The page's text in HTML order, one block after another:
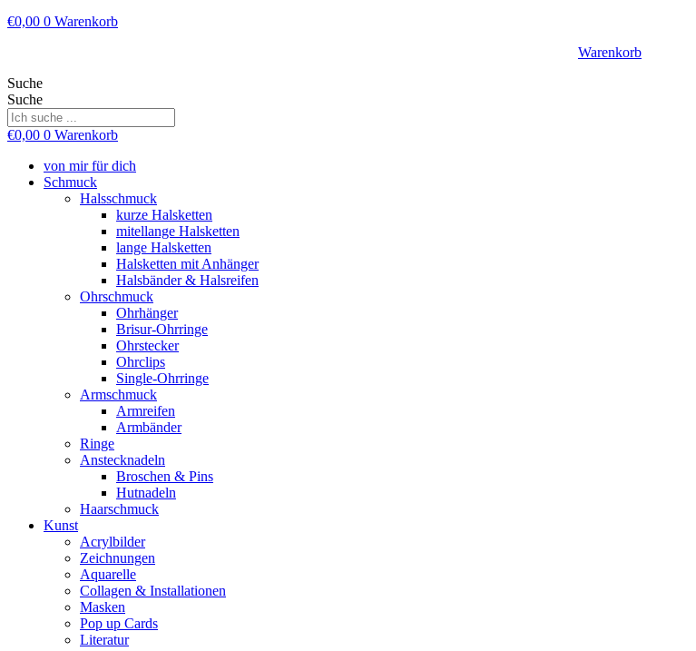
€0,00 0 Warenkorb
Warenkorb
Suche
Suche
€0,00 0 Warenkorb
von mir für dich
Schmuck
Halsschmuck
kurze Halsketten
mitellange Halsketten
lange Halsketten
Halsketten mit Anhänger
Halsbänder & Halsreifen
Ohrschmuck
Ohrhänger
Brisur-Ohrringe
Ohrstecker
Ohrclips
Single-Ohrringe
Armschmuck
Armreifen
Armbänder
Ringe
Anstecknadeln
Broschen & Pins
Hutnadeln
Haarschmuck
Kunst
Acrylbilder
Zeichnungen
Aquarelle
Collagen & Installationen
Masken
Pop up Cards
Literatur